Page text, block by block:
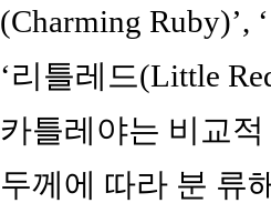
(Charming Ruby)’,
‘리틀레드(Little
카틀레야는 비교
두께에 따라 분 류